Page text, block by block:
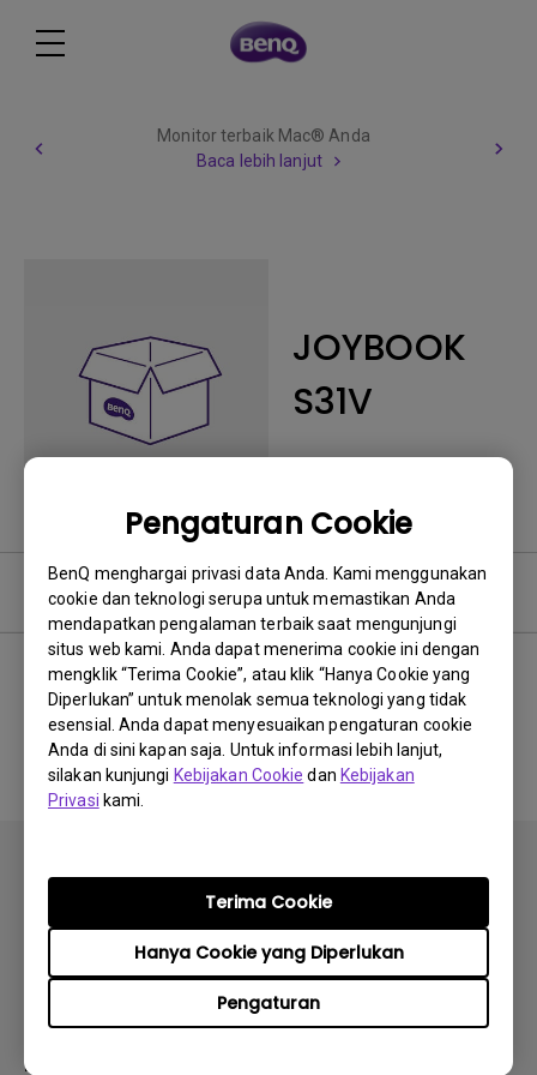
Pengaturan Cookie
BenQ menghargai privasi data Anda. Kami menggunakan
cookie dan teknologi serupa untuk memastikan Anda
mendapatkan pengalaman terbaik saat mengunjungi
situs web kami. Anda dapat menerima cookie ini dengan
mengklik “Terima Cookie”, atau klik “Hanya Cookie yang
Diperlukan” untuk menolak semua teknologi yang tidak
esensial. Anda dapat menyesuaikan pengaturan cookie
Anda di sini kapan saja. Untuk informasi lebih lanjut,
silakan kunjungi Kebijakan Cookie dan Kebijakan
Privasi kami.
Pengaturan
Hanya Cookie yang Diperlukan
Terima Cookie
Monitor terbaik Mac® Anda
Baca lebih lanjut
JOYBOOK
S31V
Pertanyaan umum
Tidak ada FAQ terkait
Berlangganan
Produk